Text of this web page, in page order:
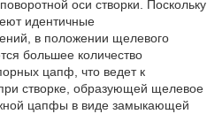
оси створки. Поскольку
идентичные
в положении щелевого
большее количество
цапф, что ведет к
створке, образующей щелевое
цапфы в виде замыкающей